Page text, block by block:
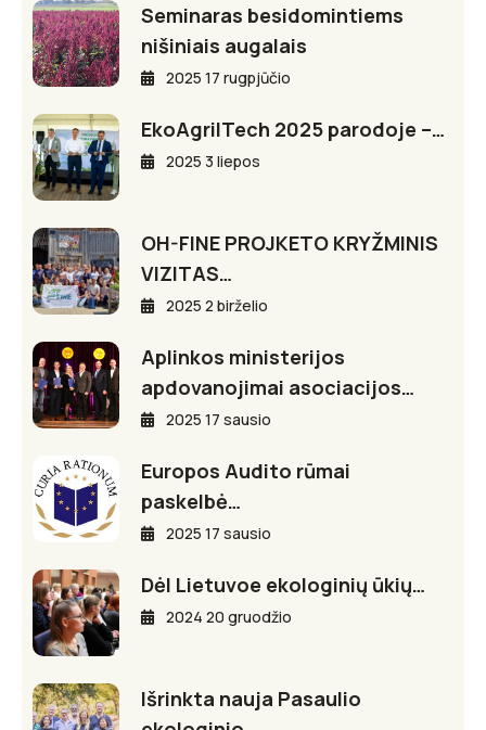
Seminaras besidomintiems
nišiniais augalais
2025 17 rugpjūčio
EkoAgriITech 2025 parodoje –…
2025 3 liepos
OH-FINE PROJKETO KRYŽMINIS
VIZITAS…
2025 2 birželio
Aplinkos ministerijos
apdovanojimai asociacijos…
2025 17 sausio
Europos Audito rūmai
paskelbė…
2025 17 sausio
Dėl Lietuvoe ekologinių ūkių…
2024 20 gruodžio
Išrinkta nauja Pasaulio